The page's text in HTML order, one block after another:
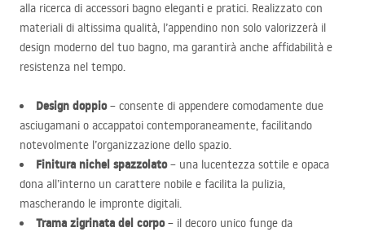
alla ricerca di accessori bagno eleganti e pratici. Realizzato con
materiali di altissima qualità, l’appendino non solo valorizzerà il
design moderno del tuo bagno, ma garantirà anche affidabilità e
resistenza nel tempo.
Design doppio– consente di appendere comodamente due
asciugamani o accappatoi contemporaneamente, facilitando
notevolmente l’organizzazione dello spazio.
Finitura nichel spazzolato– una lucentezza sottile e opaca
dona all’interno un carattere nobile e facilita la pulizia,
mascherando le impronte digitali.
Trama zigrinata del corpo– il decoro unico funge da